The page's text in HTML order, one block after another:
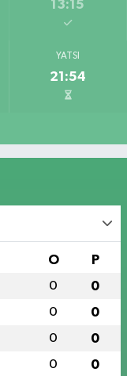
13:15
YATSI
21:54
O P
0 0
0 0
0 0
0 0